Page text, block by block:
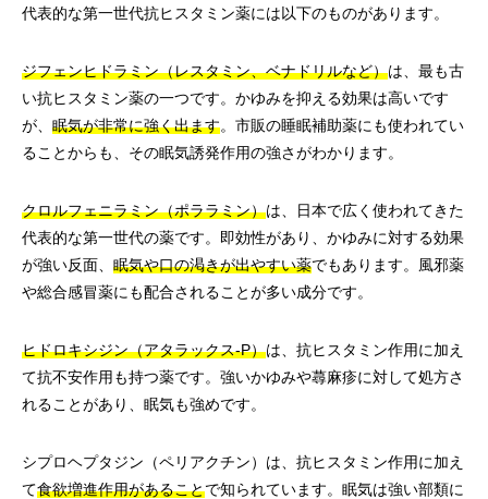
代表的な第一世代抗ヒスタミン薬には以下のものがあります。
ジフェンヒドラミン（レスタミン、ベナドリルなど）は、最も古
い抗ヒスタミン薬の一つです。かゆみを抑える効果は高いです
が、 眠気が非常に強く出ます。市販の睡眠補助薬にも使われてい
ることからも、その眠気誘発作用の強さがわかります。
クロルフェニラミン（ポララミン）は、日本で広く使われてきた
代表的な第一世代の薬です。即効性があり、かゆみに対する効果
が強い反面、 眠気や口の渇きが出やすい薬でもあります。風邪薬
や総合感冒薬にも配合されることが多い成分です。
ヒドロキシジン（アタラックス-P）は、抗ヒスタミン作用に加え
て抗不安作用も持つ薬です。強いかゆみや蕁麻疹に対して処方さ
れることがあり、眠気も強めです。
シプロヘプタジン（ペリアクチン）は、抗ヒスタミン作用に加え
て食欲増進作用があることで知られています。眠気は強い部類に